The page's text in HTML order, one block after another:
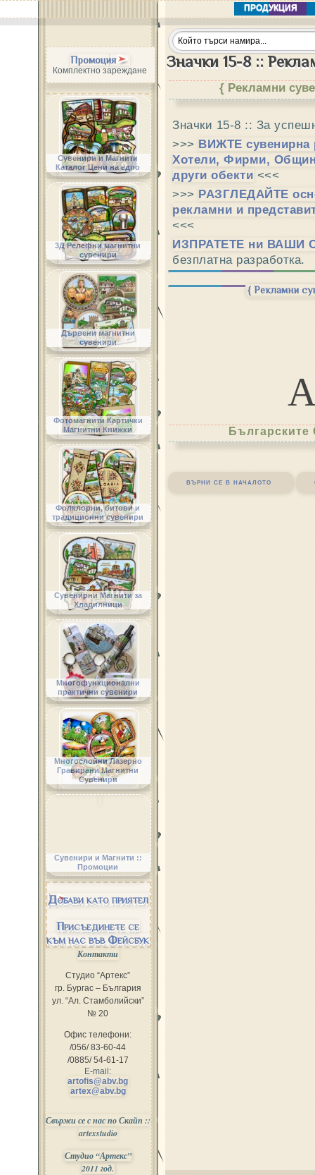
ПРОДУКЦИЯ
Значки 15-8 ::
{ Рекламни
Значки 15-8 :: За
>>> ВИЖТЕ сувенирна
Хотели, Фирми,
други обекти <<<
>>> РАЗГЛЕДАЙТЕ
рекламни и
<<<
ИЗПРАТЕТЕ ни ВАШИ
безплатна разработка.
{ Рекламни
върни се в началото
Промоция
Комплектно зареждане
Сувенири и Магнити
Каталог Цени на едро
3Д Релефни магнитни
сувенири
Дървени магнитни
сувенири
Фотомагнити Картички
Магнитни Книжки
Фолклорни, битови и
традиционни сувенири
Сувенирни Магнити за
Хладилници
Многофункционални
практични сувенири
Многослойни Лазерно
Гравирани Магнитни
Сувенири
Сувенири и Магнити ::
Промоции
Добави като приятел
Присъединете се
към нас във Фейсбук
Контакти
Студио “Артекс”
гр. Бургас – България
ул. “Ал. Стамболийски”
№ 20
Офис телефони:
/056/ 83-60-44
/0885/ 54-61-17
E-mail:
artofis@abv.bg
artex@abv.bg
Свържи се с нас по Скайп ::
artexstudio
Студио “Артекс”
2011 год.